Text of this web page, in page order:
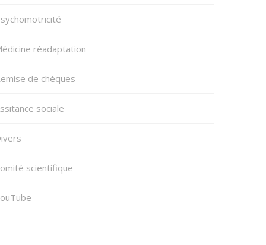
réadaptation
de chèques
sociale
scientifique